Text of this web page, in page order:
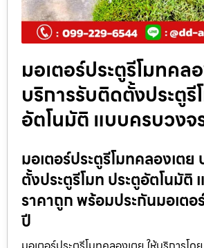
มอเตอร์ประตูรีโมทคล
บริการรับติดตั้งประตูรี
อัตโนมัติ แบบครบวงจ
มอเตอร์ประตูรีโมทคลองเตย
ตั้งประตูรีโมท ประตูอัตโนมัติ
ราคาถูก พร้อมประกันมอเตอ
ปี